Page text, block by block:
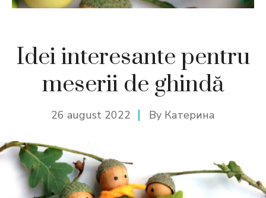
Idei interesante pentru
meserii de ghindă
26 august 2022 By Катерина